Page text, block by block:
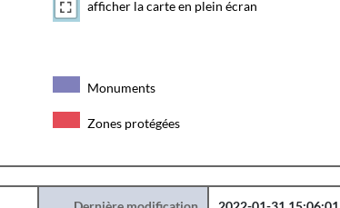
afficher la carte en plein écran
Monuments
Zones protégées